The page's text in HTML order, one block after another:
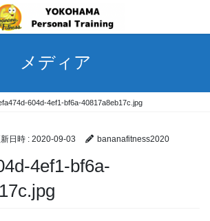
メディア
604d-4ef1-bf6a-40817a8eb17c.jpg
日時 : 2020-09-03 bananafitness2020
4ef1-bf6a-